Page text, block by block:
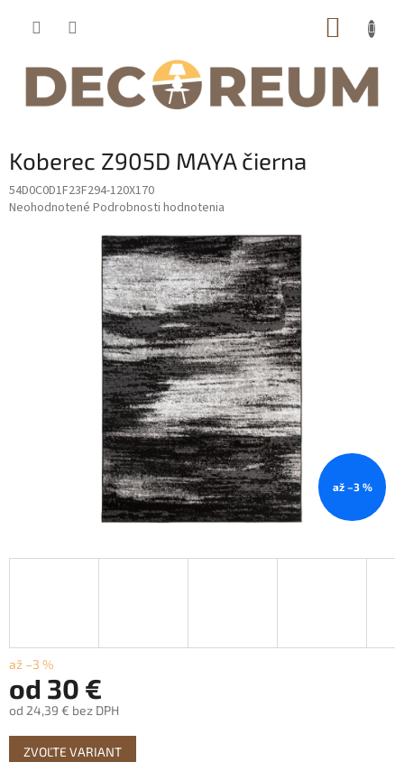
Koberec Z905D MAYA čierna
54D0C0D1F23F294-120X170
Priemerné
Neohodnotené Podrobnosti hodnotenia
až –3 %
až –3 %
od 30 €
od 24,39 € bez DPH
Jednotková
cena:
ZVOĽTE VARIANT